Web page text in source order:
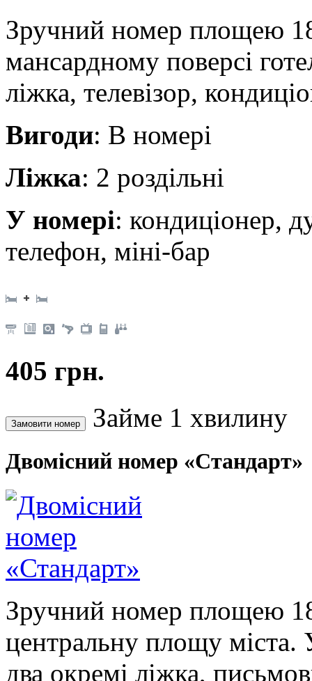
Зручний номер площею
мансардному поверсі
ліжка, телевізор,
Вигоди: В номері
Ліжка: 2 роздільні
У номері: кондиціонер,
телефон, міні-бар
405 грн.
Займе 1 хвилину
Двомісний номер «Стандарт»
Зручний номер площею
центральну площу міста.
два окремі ліжка,